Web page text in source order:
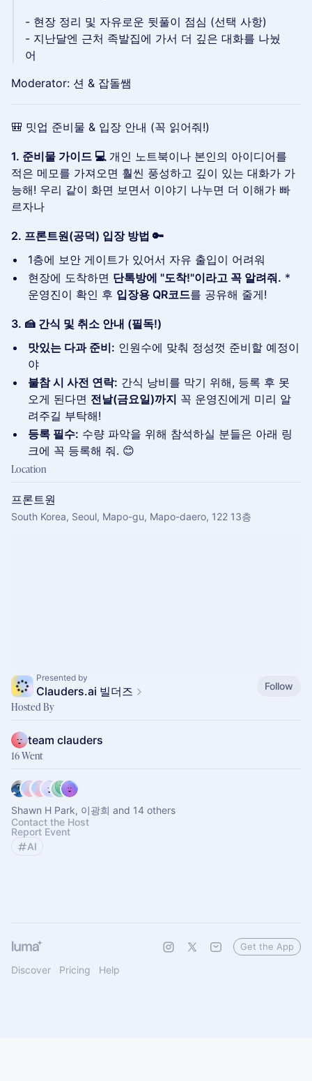
- 현장 정리 및 자유로운 뒷풀이 점심 (선택 사항)
- 지난달엔 근처 족발집에 가서 더 깊은 대화를 나눴
어
Moderator: 션 & 잡돌쌤
🎒 밋업 준비물 & 입장 안내 (꼭 읽어줘!)
1. 준비물 가이드 💻개인 노트북이나 본인의 아이디어를
적은 메모를 가져오면 훨씬 풍성하고 깊이 있는 대화가 가
능해! 우리 같이 화면 보면서 이야기 나누면 더 이해가 빠
르자나
2. 프론트원(공덕) 입장 방법 🔑
1층에 보안 게이트가 있어서 자유 출입이 어려워
현장에 도착하면 단톡방에 "도착!"이라고 꼭 알려줘. *
운영진이 확인 후 입장용 QR코드를 공유해 줄게!
3. 🍰 간식 및 취소 안내 (필독!)
맛있는 다과 준비: 인원수에 맞춰 정성껏 준비할 예정이
야
불참 시 사전 연락: 간식 낭비를 막기 위해, 등록 후 못
오게 된다면 전날(금요일)까지 꼭 운영진에게 미리 알
려주길 부탁해!
등록 필수: 수량 파악을 위해 참석하실 분들은 아래 링
크에 꼭 등록해 줘. 😊
Location
프론트원
South Korea, Seoul, Mapo-gu, Mapo-daero, 122 13층
Presented by
Clauders.ai 빌더즈 Follow
Hosted By
team clauders
16 Went
Shawn H Park, 이광희 and 14 others
Contact the Host
Report Event
AI
Discover Pricing Help
Get the App